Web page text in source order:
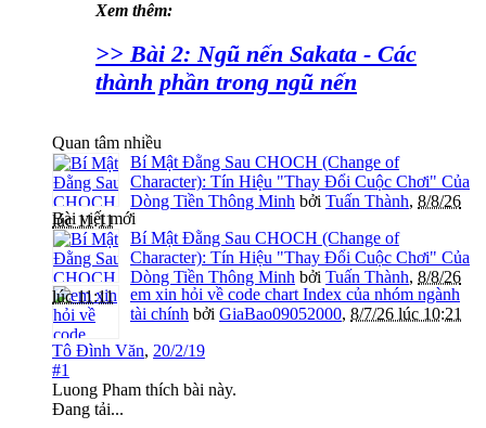
Xem thêm:
>> Bài 2: Ngũ nến Sakata - Các
thành phần trong ngũ nến
Quan tâm nhiều
Bí Mật Đằng Sau CHOCH (Change of
Character): Tín Hiệu "Thay Đổi Cuộc Chơi" Của
Dòng Tiền Thông Minh bởi Tuấn Thành, 8/8/26
lúc 11:11
Bài viết mới
Bí Mật Đằng Sau CHOCH (Change of
Character): Tín Hiệu "Thay Đổi Cuộc Chơi" Của
Dòng Tiền Thông Minh bởi Tuấn Thành, 8/8/26
lúc 11:11
em xin hỏi về code chart Index của nhóm ngành
tài chính bởi GiaBao09052000, 8/7/26 lúc 10:21
Tô Đình Văn, 20/2/19
#1
Luong Pham thích bài này.
Đang tải...